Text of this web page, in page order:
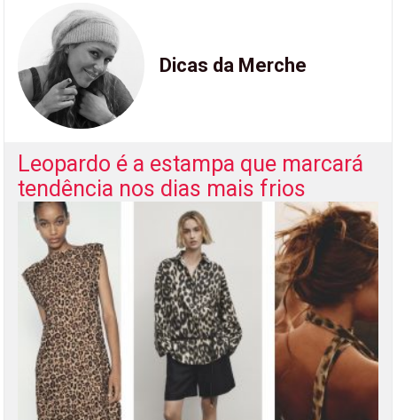
Dicas da Merche
Leopardo é a estampa que marcará
tendência nos dias mais frios